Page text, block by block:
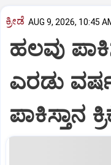
ಕ್ರೀಡೆ AUG 9, 2026, 10:45
ಹಲವು
ಎರಡು
ಪಾಕಿಸ್ತಾನ